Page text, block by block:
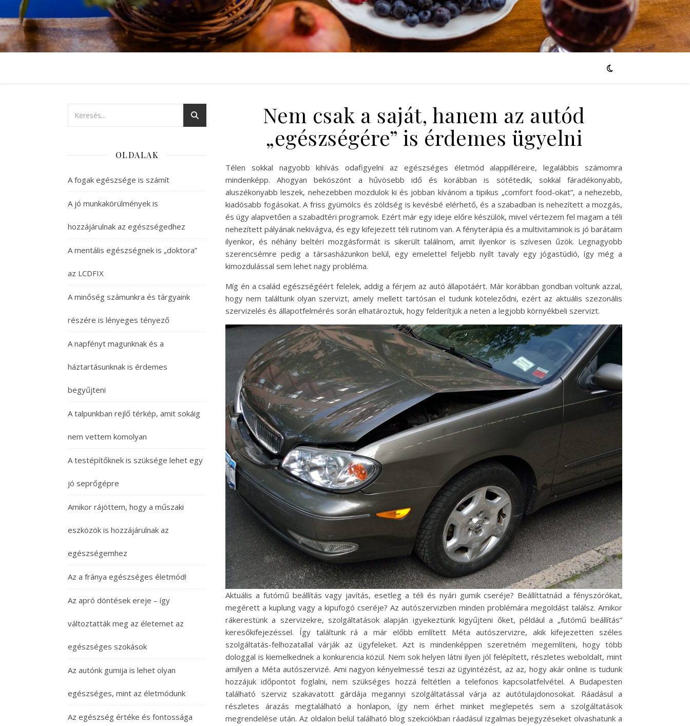
OLDALAK
A fogak egészsége is számít
A jó munkakörülmények is
hozzájárulnak az egészségedhez
A mentális egészségnek is „doktora”
az LCDFIX
A minőség számunkra és tárgyaink
részére is lényeges tényező
A napfényt magunknak és a
háztartásunknak is érdemes
begyűjteni
A talpunkban rejlő térkép, amit sokáig
nem vettem komolyan
A testépítőknek is szüksége lehet egy
jó seprőgépre
Amikor rájöttem, hogy a műszaki
eszközök is hozzájárulnak az
egészségemhez
Az a fránya egészséges életmód!
Az apró döntések ereje – így
változtatták meg az életemet az
egészséges szokások
Az autónk gumija is lehet olyan
egészséges, mint az életmódunk
Az egészség értéke és fontossága
Nem csak a saját, hanem az autód
„egészségére” is érdemes ügyelni
Télen sokkal nagyobb kihívás odafigyelni az egészséges életmód alappilléreire, legalábbis számomra
mindenképp. Ahogyan beköszönt a hűvösebb idő és korábban is sötétedik, sokkal fáradékonyabb,
aluszékonyabb leszek, nehezebben mozdulok ki és jobban kívánom a tipikus „comfort food-okat”, a nehezebb,
kiadósabb fogásokat. A friss gyümölcs és zöldség is kevésbé elérhető, és a szabadban is nehezített a mozgás,
és úgy alapvetően a szabadtéri programok. Ezért már egy ideje előre készülök, mivel vértezem fel magam a téli
nehezített pályának nekivágva, és egy kifejezett téli rutinom van. A fényterápia és a multivitaminok is jó barátaim
ilyenkor, és néhány beltéri mozgásformát is sikerült találnom, amit ilyenkor is szívesen űzök. Legnagyobb
szerencsémre pedig a társasházunkon belül, egy emelettel feljebb nyílt tavaly egy jógastúdió, így még a
kimozdulással sem lehet nagy probléma.
Míg én a család egészségéért felelek, addig a férjem az autó állapotáért. Már korábban gondban voltunk azzal,
hogy nem találtunk olyan szervizt, amely mellett tartósan el tudunk köteleződni, ezért az aktuális szezonális
szervizelés és állapotfelmérés során elhatároztuk, hogy felderítjük a neten a legjobb környékbeli szervizt.
Aktuális a futómű beállítás vagy javítás, esetleg a téli és nyári gumik cseréje? Beállíttatnád a fényszórókat,
megérett a kuplung vagy a kipufogó cseréje? Az autószervizben minden problémára megoldást találsz. Amikor
rákerestünk a szervizekre, szolgáltatások alapján igyekeztünk kigyűjteni őket, például a „futómű beállítás”
keresőkifejezéssel. Így találtunk rá a már előbb említett Méta autószervizre, akik kifejezetten széles
szolgáltatás-felhozatallal várják az ügyfeleket. Azt is mindenképpen szeretném megemlíteni, hogy több
dologgal is kiemelkednek a konkurencia közül. Nem sok helyen látni ilyen jól felépített, részletes weboldalt, mint
amilyen a Méta autószervizé. Ami nagyon kényelmessé teszi az ügyintézést, az az, hogy akár online is tudunk
hozzájuk időpontot foglalni, nem szükséges hozzá feltétlen a telefonos kapcsolatfelvétel. A Budapesten
található szerviz szakavatott gárdája megannyi szolgáltatással várja az autótulajdonosokat. Ráadásul a
részletes árazás megtalálható a honlapon, így nem érhet minket meglepetés sem a szolgáltatások
megrendelése után. Az oldalon belül található blog szekciókban ráadásul izgalmas bejegyzéseket olvashatunk a